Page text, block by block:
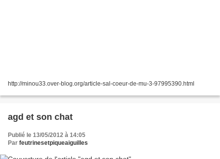
http://minou33.over-blog.org/article-sal-coeur-de-mu-3-97995390.html
agd et son chat
Publié le 13/05/2012 à 14:05
Par feutrinesetpiqueaiguilles